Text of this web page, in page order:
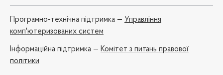
Програмно-технічна підтримка — Управління
комп'ютеризованих систем
Iнформаційна підтримка — Комітет з питань правової
політики